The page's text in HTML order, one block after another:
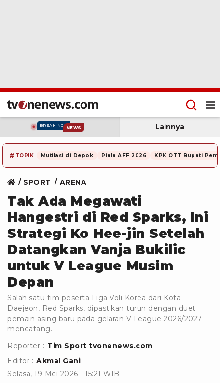
BREAKING NEWS Lainnya
# TOPIK Mutilasi di Depok Piala AFF 2026 KPK OTT Bupati
SPORT ARENA
Tak Ada Megawati
Hangestri di Red Sparks, Ini
Strategi Ko Hee-jin Setelah
Datangkan Vanja Bukilic
untuk V League Musim
Depan
Salah satu tim peserta Liga Voli Korea dari Kota
Daejeon, Red Sparks, dipastikan turun dengan duet
pemain asing baru pada gelaran V League 2026/2027
mendatang.
Reporter : Tim Sport tvonenews.com
Editor : Akmal Gani
Selasa, 19 Mei 2026 - 15:21 WIB